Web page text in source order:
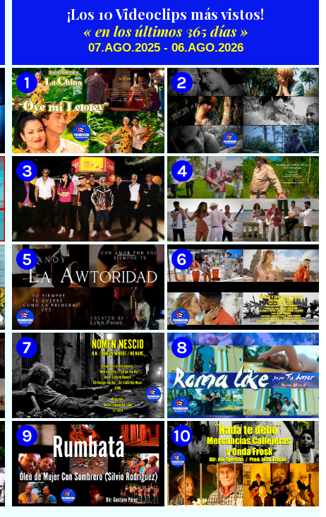
¡Los 10 Videoclips más vistos!
« en los últimos 365 días »
07.AGO.2025 - 06.AGO.2026
🟡 Susel Gómez (La China) ||
¨Oye Mi Leloley¨ || Director:
Onelio Jesús Larralde González
|| Música popular bailable
cubana || Videoclip || CUBA
🟢 Pirro | ¨Vuelve a mi¨ |
Videoclip | Música Urbana
Cubana | Artistas Cubanos |
Canción | CUBA
🔴 Osmani García & Varios
Artistas | ¨Chupi Chupi¨ |
Director: Joel Guilian |
Videoclip | Música Urbana
Cubana | Artistas Cubanos |
Canción | CUBA
🟡 Tico González - ¨Aunque se
pare la mula¨ - Videoclip -
Dirección: John Meriles -
Roberto C. González
🟢 Hanoy La Awtoridad |
¨Siempre Tú¨ | Director:
LEWIS.PRODS | Videoclip |
Música Urbana Cubana |
Artistas Cubanos | Canción |
CUBA
🟡 Ronald & El Karnal de Cuba
- ¨Que bonito es el amor¨ 📺
Videoclip - 🎬 Director: Andros
Barroso
🟢 Paisaje con Río | NOMEN
NESCIO, basado en la obra
musical ¨Niño siniestro¨ |
🟡 Roma Like - ¨Fue por tu
amor¨ 📺 Videoclip - 🎬
Director: HE Marrero